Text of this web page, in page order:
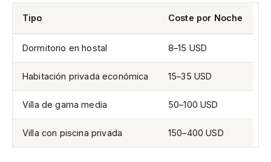
Tipo Coste por Noche
Dormitorio en hostal 8–15 USD
Habitación privada económica 15–35 USD
Villa de gama media 50–100 USD
Villa con piscina privada 150–400 USD